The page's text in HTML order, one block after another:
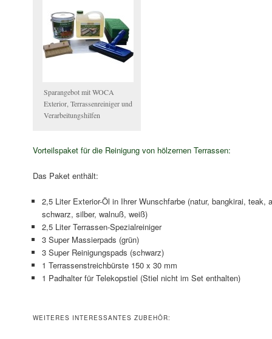
Sparangebot mit WOCA
Exterior, Terrassenreiniger und
Verarbeitungshilfen
Vorteilspaket für die Reinigung von hölzernen Terrassen:
Das Paket enthält:
2,5 Liter Exterior-Öl in Ihrer Wunschfarbe (natur, bangkirai, teak,
schwarz, silber, walnuß, weiß)
2,5 Liter Terrassen-Spezialreiniger
3 Super Massierpads (grün)
3 Super Reinigungspads (schwarz)
1 Terrassenstreichbürste 150 x 30 mm
1 Padhalter für Telekopstiel (Stiel nicht im Set enthalten)
WEITERES INTERESSANTES ZUBEHÖR: